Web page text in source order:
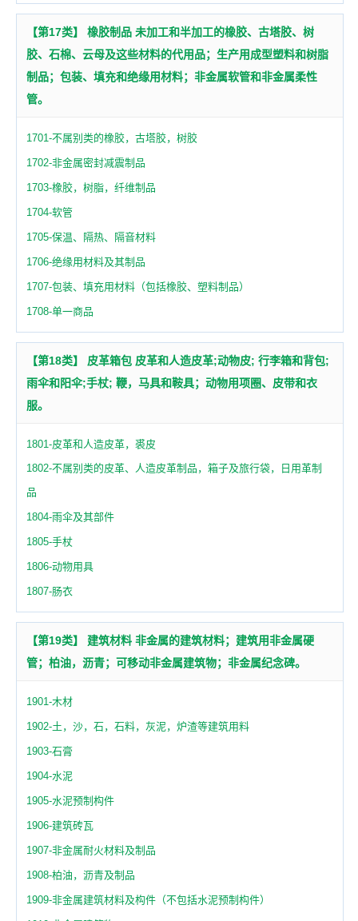
【第17类】 橡胶制品 未加工和半加工的橡胶、古塔胶、树
胶、石棉、云母及这些材料的代用品；生产用成型塑料和树脂
制品；包装、填充和绝缘用材料；非金属软管和非金属柔性
管。
1701-不属别类的橡胶，古塔胶，树胶
1702-非金属密封减震制品
1703-橡胶，树脂，纤维制品
1704-软管
1705-保温、隔热、隔音材料
1706-绝缘用材料及其制品
1707-包装、填充用材料（包括橡胶、塑料制品）
1708-单一商品
【第18类】 皮革箱包 皮革和人造皮革;动物皮; 行李箱和背包;
雨伞和阳伞;手杖; 鞭，马具和鞍具；动物用项圈、皮带和衣
服。
1801-皮革和人造皮革，裘皮
1802-不属别类的皮革、人造皮革制品，箱子及旅行袋，日用革制
品
1804-雨伞及其部件
1805-手杖
1806-动物用具
1807-肠衣
【第19类】 建筑材料 非金属的建筑材料；建筑用非金属硬
管；柏油，沥青；可移动非金属建筑物；非金属纪念碑。
1901-木材
1902-土，沙，石，石料，灰泥，炉渣等建筑用料
1903-石膏
1904-水泥
1905-水泥预制构件
1906-建筑砖瓦
1907-非金属耐火材料及制品
1908-柏油，沥青及制品
1909-非金属建筑材料及构件（不包括水泥预制构件）